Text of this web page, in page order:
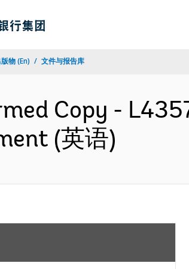
物 (En) 文件与报告库
Copy -
(英语)